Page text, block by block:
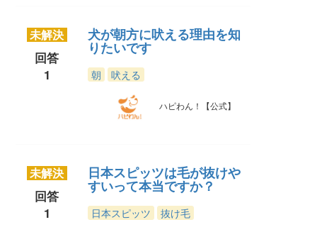
未解決
回答
1
犬が朝方に吠える理由を知
りたいです
朝 吠える
ハピわん！【公式】
未解決
回答
1
日本スピッツは毛が抜けや
すいって本当ですか？
日本スピッツ 抜け毛